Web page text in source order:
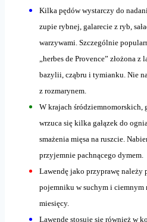
Kilka pędów wystarczy do
zupie rybnej, galarecie z ryb,
warzywami. Szczególnie
„herbes de Provence” złożona
bazylii, cząbru i tymianku. Nie
z rozmarynem.
W krajach śródziemnomorskich,
wrzuca się kilka gałązek do
smażenia mięsa na ruszcie.
przyjemnie pachnącego dymem.
Lawendę jako przyprawę należy
pojemniku w suchym i
miesięcy.
Lawendę stosuje się również w